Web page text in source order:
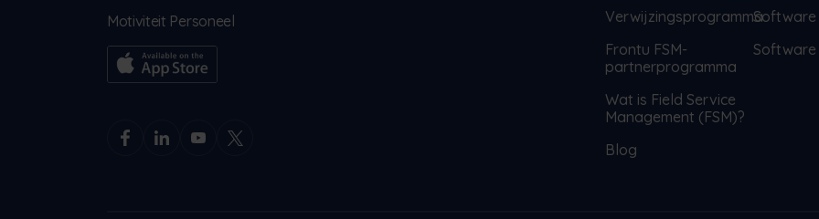
Motiviteit Personeel
Verwijzingsprogramma
Frontu FSM-
partnerprogramma
Wat is Field Service
Management (FSM)?
Blog
Software